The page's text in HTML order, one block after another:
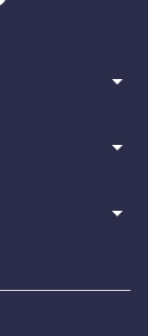
arrow_drop_down
arrow_drop_down
arrow_drop_down